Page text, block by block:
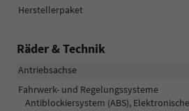
Herstellerpaket
Räder & Technik
Antriebsachse
Fahrwerk- und Regelungssysteme
Antiblockiersystem (ABS),